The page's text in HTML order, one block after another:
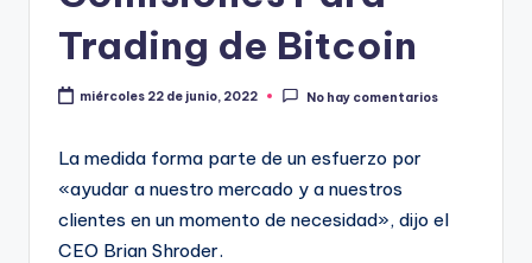
Trading de Bitcoin
miércoles 22 de junio, 2022 No hay comentarios
La medida forma parte de un esfuerzo por
«ayudar a nuestro mercado y a nuestros
clientes en un momento de necesidad», dijo el
CEO Brian Shroder.